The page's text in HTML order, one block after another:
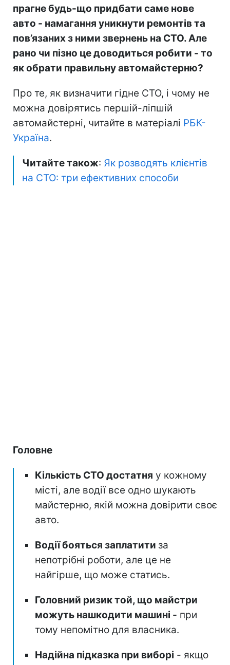
прагне будь-що придбати саме нове
авто - намагання уникнути ремонтів та
пов’язаних з ними звернень на СТО. Але
рано чи пізно це доводиться робити - то
як обрати правильну автомайстерню?
Про те, як визначити гідне СТО, і чому не
можна довірятись першій-ліпшій
автомайстерні, читайте в матеріалі РБК-
Україна.
Читайте також: Як розводять клієнтів
на СТО: три ефективних способи
Головне
Кількість СТО достатня у кожному
місті, але водії все одно шукають
майстерню, якій можна довірити своє
авто.
Водії бояться заплатити за
непотрібні роботи, але це не
найгірше, що може статись.
Головний ризик той, що майстри
можуть нашкодити машині - при
тому непомітно для власника.
Надійна підказка при виборі - якщо